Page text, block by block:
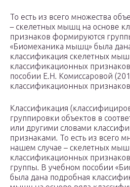
То есть из всего множества
– скелетных мышц на основе
признаков формируются
«Биомеханика мышц» была
классификация скелетных
классификационных
пособии Е.Н. Комиссаровой
классификационных
Классификация
группировки объектов в
или другими словами
признаками. То есть из всего
нашем случае – скелетных
классификационных
группы. В учебном пособии
была дана подробная